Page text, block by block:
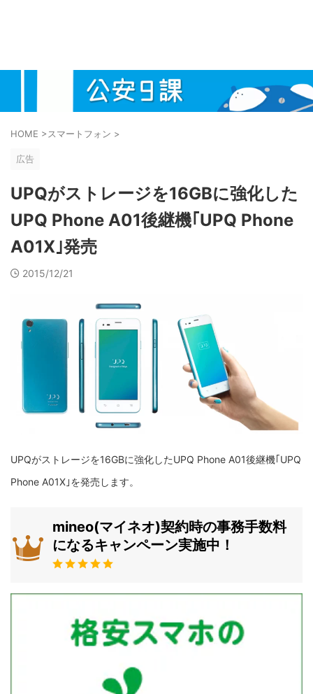
HOME >スマートフォン >
広告
UPQがストレージを16GBに強化した
UPQ Phone A01後継機｢UPQ Phone
A01X｣発売
2015/12/21
UPQがストレージを16GBに強化したUPQ Phone A01後継機｢UPQ
Phone A01X｣を発売します。
mineo(マイネオ)契約時の事務手数料
になるキャンペーン実施中！